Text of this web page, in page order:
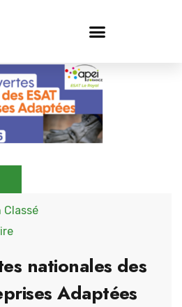
Classé
nationales des
Adaptées